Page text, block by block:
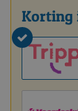
Korting